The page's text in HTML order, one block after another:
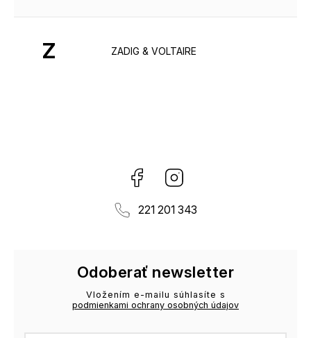
Z ZADIG & VOLTAIRE
Facebook
221 201 343
Odoberať newsletter
Vložením e-mailu súhlasíte s
podmienkami ochrany osobných údajov